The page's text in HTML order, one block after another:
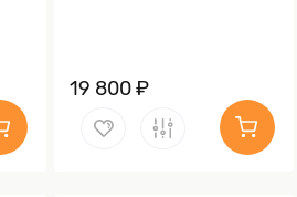
19 800 ₽